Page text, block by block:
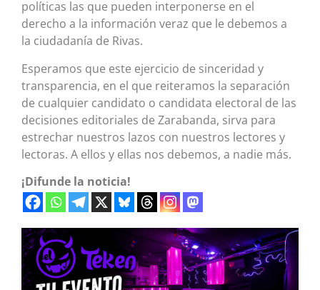
políticas las que pueden interponerse en el
derecho a la información veraz que le debemos a
la ciudadanía de Rivas.
Esperamos que este ejercicio de sinceridad y
transparencia, en el que reiteramos la separación
de cualquier candidato o candidata electoral de las
decisiones editoriales de Zarabanda, sirva para
estrechar nuestros lazos con nuestros lectores y
lectoras. A ellos y ellas nos debemos, a nadie más.
¡Difunde la noticia!